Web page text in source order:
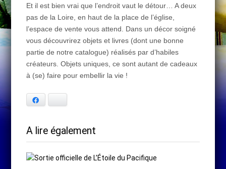
Et il est bien vrai que l’endroit vaut le détour… A deux
pas de la Loire, en haut de la place de l’église,
l’espace de vente vous attend. Dans un décor soigné
vous découvrirez objets et livres (dont une bonne
partie de notre catalogue) réalisés par d’habiles
créateurs. Objets uniques, ce sont autant de cadeaux
à (se) faire pour embellir la vie !
A lire également